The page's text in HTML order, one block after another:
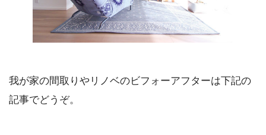
我が家の間取りやリノベのビフォーアフターは下記の
記事でどうぞ。